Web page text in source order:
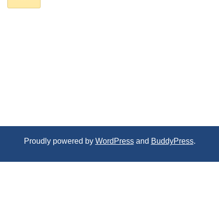
Proudly powered by WordPressand BuddyPress.